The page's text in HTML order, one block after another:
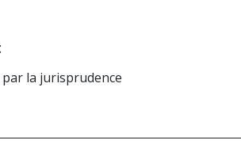
la jurisprudence